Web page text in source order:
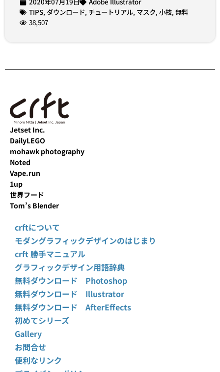
TIPS, ダウンロード, チュートリアル, マスク, 小技, 無料
38,507
Jetset Inc.
DailyLEGO
mohawk photography
Noted
Vape.run
1up
世界フード
Tom’s Blender
crftについて
モダングラフィックデザインのはじまり
crft 勝手マニュアル
グラフィックデザイン用語辞典
無料ダウンロード Photoshop
無料ダウンロード Illustrator
無料ダウンロード AfterEffects
初めてシリーズ
Gallery
お問合せ
便利なリンク